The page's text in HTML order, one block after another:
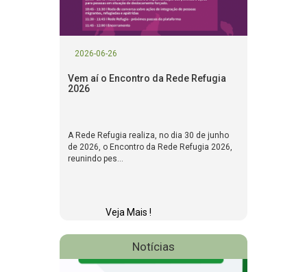
2026-06-26
Vem aí o Encontro da Rede Refugia
2026
A Rede Refugia realiza, no dia 30 de junho
de 2026, o Encontro da Rede Refugia 2026,
reunindo pes...
Veja Mais !
Notícias